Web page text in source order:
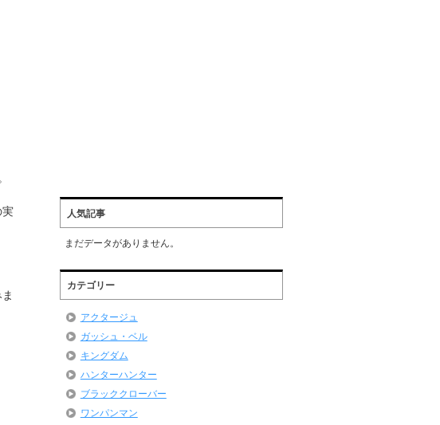
実
人気記事
まだデータがありません。
カテゴリー
アクタージュ
ガッシュ・ベル
キングダム
ハンターハンター
ブラッククローバー
ワンパンマン